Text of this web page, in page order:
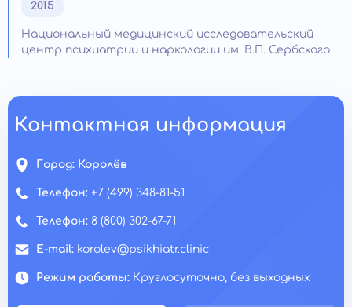
2015
Национальный медицинский исследовательский
центр психиатрии и наркологии им. В.П. Сербского
Контактная информация
Город: Королёв
Телефон: +7 (499) 348-81-51
Телефон: 8 (800) 302-67-71
E-mail: korolev@psikhiatr.clinic
Режим работы: Круглосуточно, без выходных